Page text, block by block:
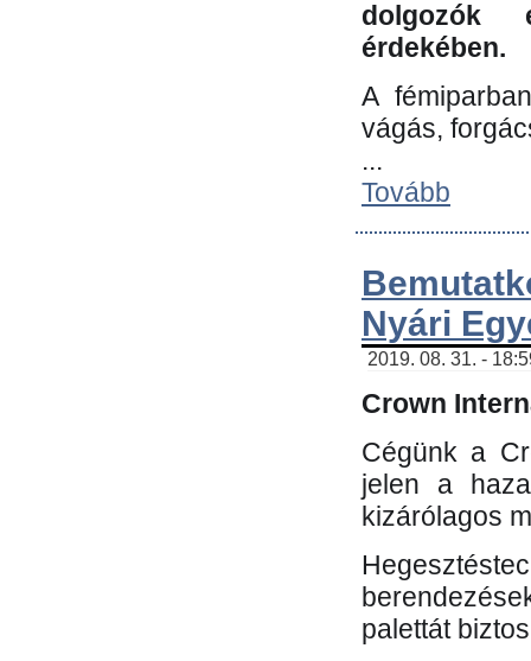
dolgozók
érdekében.
A
vágás,
...
Tovább
Nyári
2019. 08. 31. -
Crown
Cégünk a
jelen a
kizárólagos
palettát